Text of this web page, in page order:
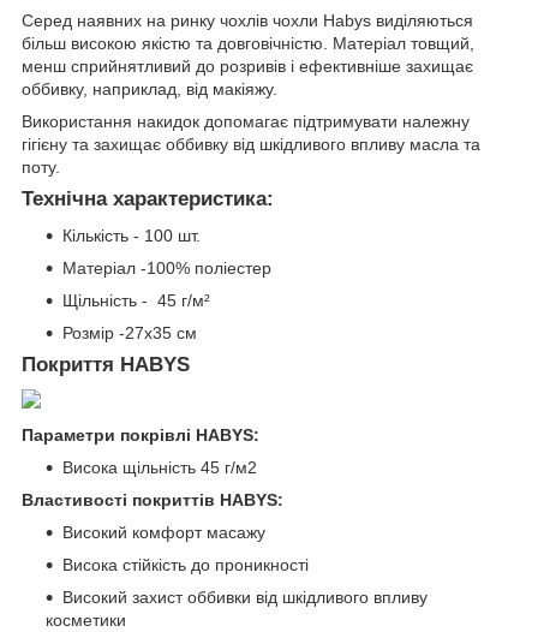
Серед наявних на ринку чохлів чохли Habys виділяються
більш високою якістю та довговічністю. Матеріал товщий,
менш сприйнятливий до розривів і ефективніше захищає
оббивку, наприклад, від макіяжу.
Використання накидок допомагає підтримувати належну
гігієну та захищає оббивку від шкідливого впливу масла та
поту.
Технічна характеристика:
Кількість - 100 шт.
Матеріал -100% поліестер
Щільність - 45 г/м²
Розмір -27х35 см
Покриття HABYS
Параметри покрівлі HABYS:
Висока щільність 45 г/м2
Властивості покриттів HABYS:
Високий комфорт масажу
Висока стійкість до проникності
Високий захист оббивки від шкідливого впливу
косметики